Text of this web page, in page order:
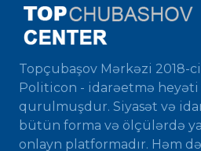
Topçubaşov Mərkəzi 2018-
Politicon - idarəetmə
qurulmuşdur. Siyasət və
bütün forma və ölçülərdə
onlayn platformadır. Həm